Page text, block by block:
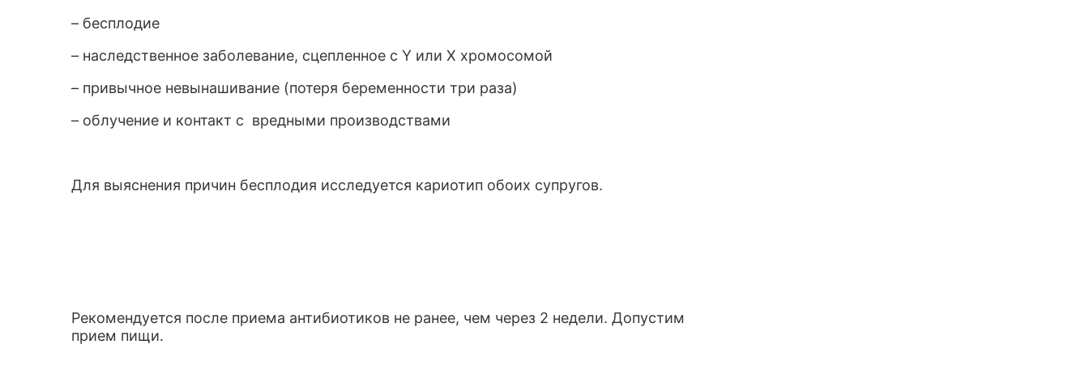
– бесплодие
– наследственное заболевание, сцепленное с Y или X хромосомой
– привычное невынашивание (потеря беременности три раза)
– облучение и контакт с вредными производствами
Для выяснения причин бесплодия исследуется кариотип обоих супругов.
Рекомендуется после приема антибиотиков не ранее, чем через 2 недели. Допустим
прием пищи.